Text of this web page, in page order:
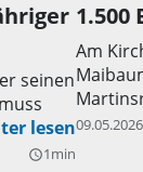
seinen
query_builder1min
1.500
Am